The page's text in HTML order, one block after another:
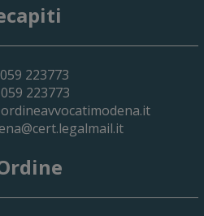
223773
223773